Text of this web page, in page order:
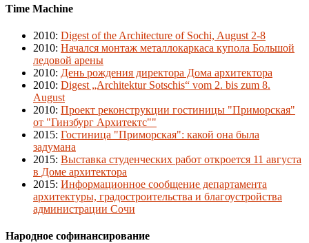
Time Machine
2010: Digest of the Architecture of Sochi, August 2-8
2010: Начался монтаж металлокаркаса купола Большой
ледовой арены
2010: День рождения директора Дома архитектора
2010: Digest „Architektur Sotschis“ vom 2. bis zum 8.
August
2010: Проект реконструкции гостиницы "Приморская"
от "Гинзбург Архитектс""
2015: Гостиница "Приморская": какой она была
задумана
2015: Выставка студенческих работ откроется 11 августа
в Доме архитектора
2015: Информационное сообщение департамента
архитектуры, градостроительства и благоустройства
администрации Сочи
Народное софинансирование